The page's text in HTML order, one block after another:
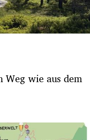
Weg wie aus dem